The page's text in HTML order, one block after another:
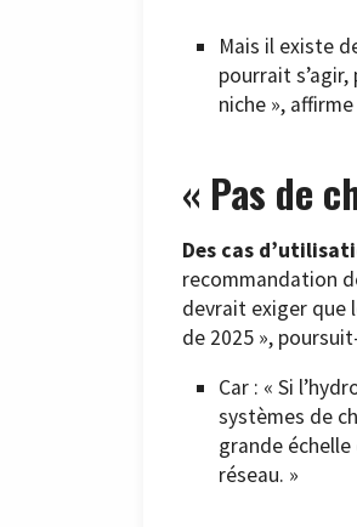
Mais il existe
pourrait
niche »,
« Pas de
Des cas
recommandation
devrait exiger que
de 2025 »,
Car : « Si
systèmes de
grande
réseau. »